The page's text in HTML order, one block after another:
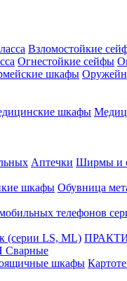
Взломостойкие
Огнестойкие сейфы
шкафы
шкафы
Аптечки Ширмы и
шкафы Обувница
телефонов
LS, ML)
Сварные
шкафы